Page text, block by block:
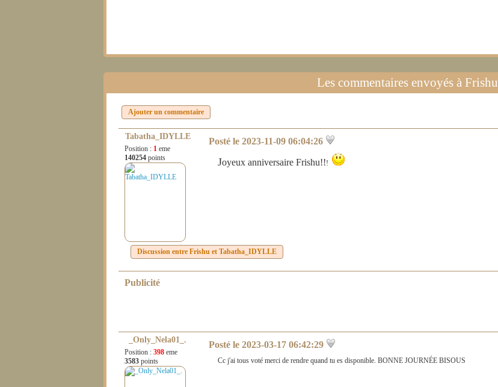
Les commentaires envoyés à Frishu
Ajouter un commentaire
Tabatha_IDYLLE
Position : 1 eme
140254 points
Posté le 2023-11-09 06:04:26
Joyeux anniversaire Frishu!!!
Discussion entre Frishu et Tabatha_IDYLLE
Publicité
_Only_Nela01_.
Position : 398 eme
3583 points
Posté le 2023-03-17 06:42:29
Cc j'ai tous voté merci de rendre quand tu es disponible. BONNE JOURNÉE BISOUS